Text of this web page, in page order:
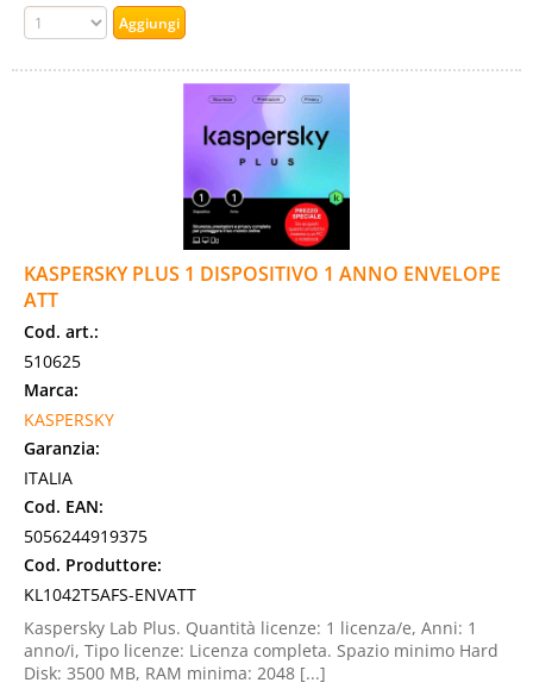
KASPERSKY PLUS 1 DISPOSITIVO 1 ANNO ENVELOPE
ATT
Cod. art.:
510625
Marca:
KASPERSKY
Garanzia:
ITALIA
Cod. EAN:
5056244919375
Cod. Produttore:
KL1042T5AFS-ENVATT
Kaspersky Lab Plus. Quantità licenze: 1 licenza/e, Anni: 1
anno/i, Tipo licenze: Licenza completa. Spazio minimo Hard
Disk: 3500 MB, RAM minima: 2048 [...]